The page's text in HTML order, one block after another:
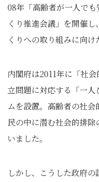
08年「高齢者が一人で
くり推進会議」を開催
くりへの取り組みに向け
内閣府は2011年に「社
立問題に対応する「一
ムを設置。高齢者の社
民の中に潜む社会的排
いました。
しかし、こうした政府